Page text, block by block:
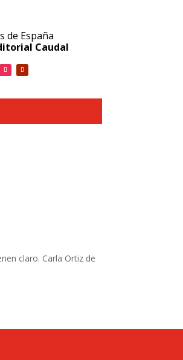
de España
Caudal
claro. Carla Ortiz de